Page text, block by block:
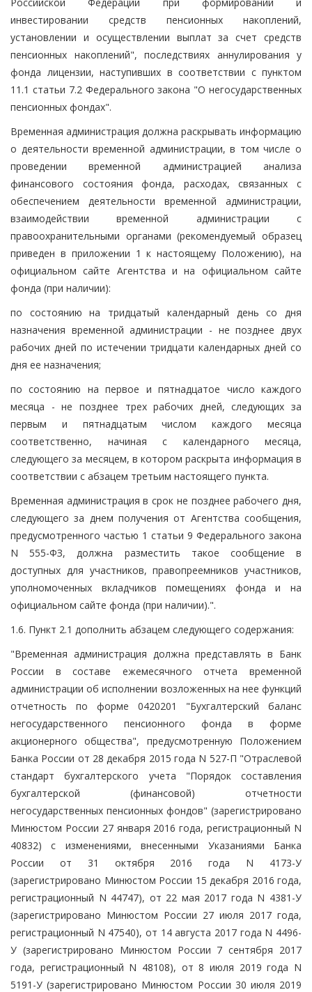
инвестировании средств пенсионных накоплений,
установлении и осуществлении выплат за счет средств
пенсионных накоплений", последствиях аннулирования у
фонда лицензии, наступивших в соответствии с пунктом
11.1 статьи 7.2 Федерального закона "О негосударственных
пенсионных фондах".
Временная администрация должна раскрывать информацию
о деятельности временной администрации, в том числе о
проведении временной администрацией анализа
финансового состояния фонда, расходах, связанных с
обеспечением деятельности временной администрации,
взаимодействии временной администрации с
правоохранительными органами (рекомендуемый образец
приведен в приложении 1 к настоящему Положению), на
официальном сайте Агентства и на официальном сайте
фонда (при наличии):
по состоянию на тридцатый календарный день со дня
назначения временной администрации - не позднее двух
рабочих дней по истечении тридцати календарных дней со
дня ее назначения;
по состоянию на первое и пятнадцатое число каждого
месяца - не позднее трех рабочих дней, следующих за
первым и пятнадцатым числом каждого месяца
соответственно, начиная с календарного месяца,
следующего за месяцем, в котором раскрыта информация в
соответствии с абзацем третьим настоящего пункта.
Временная администрация в срок не позднее рабочего дня,
следующего за днем получения от Агентства сообщения,
предусмотренного частью 1 статьи 9 Федерального закона
N 555-ФЗ, должна разместить такое сообщение в
доступных для участников, правопреемников участников,
уполномоченных вкладчиков помещениях фонда и на
официальном сайте фонда (при наличии).".
1.6. Пункт 2.1 дополнить абзацем следующего содержания:
"Временная администрация должна представлять в Банк
России в составе ежемесячного отчета временной
администрации об исполнении возложенных на нее функций
отчетность по форме 0420201 "Бухгалтерский баланс
негосударственного пенсионного фонда в форме
акционерного общества", предусмотренную Положением
Банка России от 28 декабря 2015 года N 527-П "Отраслевой
стандарт бухгалтерского учета "Порядок составления
бухгалтерской (финансовой) отчетности
негосударственных пенсионных фондов" (зарегистрировано
Минюстом России 27 января 2016 года, регистрационный N
40832) с изменениями, внесенными Указаниями Банка
России от 31 октября 2016 года N 4173-У
(зарегистрировано Минюстом России 15 декабря 2016 года,
регистрационный N 44747), от 22 мая 2017 года N 4381-У
(зарегистрировано Минюстом России 27 июля 2017 года,
регистрационный N 47540), от 14 августа 2017 года N 4496-
У (зарегистрировано Минюстом России 7 сентября 2017
года, регистрационный N 48108), от 8 июля 2019 года N
5191-У (зарегистрировано Минюстом России 30 июля 2019